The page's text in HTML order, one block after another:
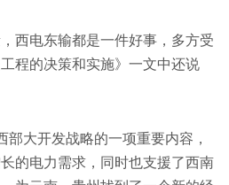
西电东输都是一件好事，多方受
程的决策和实施》一文中还说
部大开发战略的一项重要内容，
的电力需求，同时也支援了西南